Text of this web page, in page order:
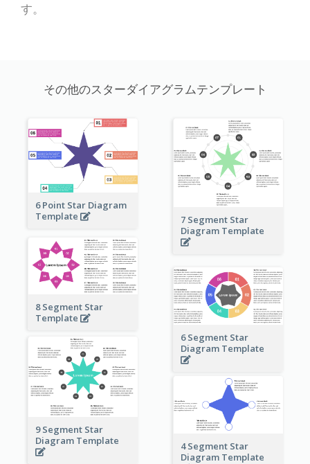
す。
その他のスターダイアグラムテンプレート
6 Point Star Diagram
Template
7 Segment Star
Diagram Template
8 Segment Star
Template
6 Segment Star
Diagram Template
9 Segment Star
Diagram Template
4 Segment Star
Diagram Template